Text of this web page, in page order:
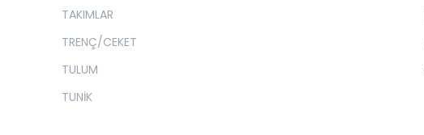
TAKIMLAR
TRENÇ/CEKET
TULUM
TUNİK